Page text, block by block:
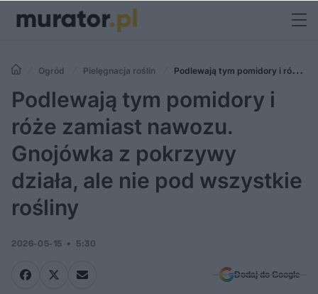
Ogród Pielęgnacja roślin
Podlewają tym pomidory i róże
zamiast nawozu. Gnojówka z pokrzywy działa, ale nie pod wszystkie
rośliny
Podlewają tym pomidory i
róże zamiast nawozu.
Gnojówka z pokrzywy
działa, ale nie pod wszystkie
rośliny
2026-05-15 5:30
Dodaj do Google